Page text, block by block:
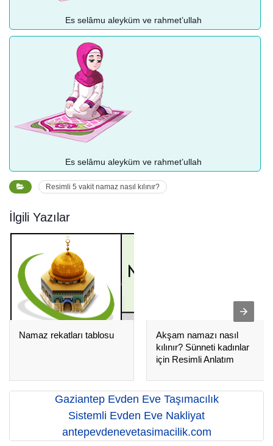
Es selâmu aleyküm ve rahmet’ullah
Es selâmu aleyküm ve rahmet’ullah
Resimli 5 vakit namaz nasıl kılınır?
İlgili Yazılar
Namaz rekatları tablosu
Akşam namazı nasıl
kılınır? Sünneti kadınlar
için Resimli Anlatım
Gaziantep Evden Eve Taşımacılık
Sistemli Evden Eve Nakliyat
antepevdenevetasimacilik.com